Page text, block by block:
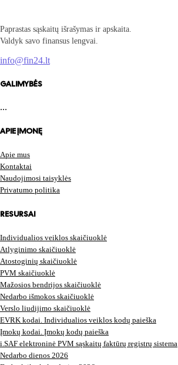
Paprastas sąskaitų išrašymas ir apskaita.
Valdyk savo finansus lengvai.
info@fin24.lt
GALIMYBĖS
...
APIE ĮMONĘ
Apie mus
Kontaktai
Naudojimosi taisyklės
Privatumo politika
RESURSAI
Individualios veiklos skaičiuoklė
Atlyginimo skaičiuoklė
Atostoginių skaičiuoklė
PVM skaičiuoklė
Mažosios bendrijos skaičiuoklė
Nedarbo išmokos skaičiuoklė
Verslo liudijimo skaičiuoklė
EVRK kodai. Individualios veiklos kodų paieška
Įmokų kodai. Įmokų kodų paieška
i.SAF elektroninė PVM sąskaitų faktūrų registrų sistema
Nedarbo dienos 2026